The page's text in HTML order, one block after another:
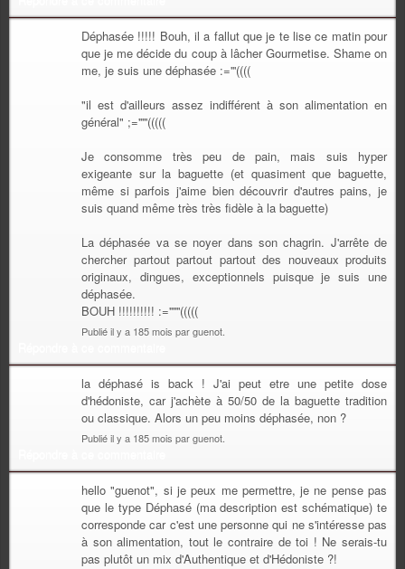
Déphasée !!!!! Bouh, il a fallut que je te lise ce matin pour
que je me décide du coup à lâcher Gourmetise. Shame on
me, je suis une déphasée :='''((((
"il est d'ailleurs assez indifférent à son alimentation en
général" ;='''''(((((
Je consomme très peu de pain, mais suis hyper
exigeante sur la baguette (et quasiment que baguette,
même si parfois j'aime bien découvrir d'autres pains, je
suis quand même très très fidèle à la baguette)
La déphasée va se noyer dans son chagrin. J'arrête de
chercher partout partout partout des nouveaux produits
originaux, dingues, exceptionnels puisque je suis une
déphasée.
BOUH !!!!!!!!!! :=''''''(((((
Publié il y a 185 mois par guenot.
la déphasé is back ! J'ai peut etre une petite dose
d'hédoniste, car j'achète à 50/50 de la baguette tradition
ou classique. Alors un peu moins déphasée, non ?
Publié il y a 185 mois par guenot.
hello "guenot", si je peux me permettre, je ne pense pas
que le type Déphasé (ma description est schématique) te
corresponde car c'est une personne qui ne s'intéresse pas
à son alimentation, tout le contraire de toi ! Ne serais-tu
pas plutôt un mix d'Authentique et d'Hédoniste ?!